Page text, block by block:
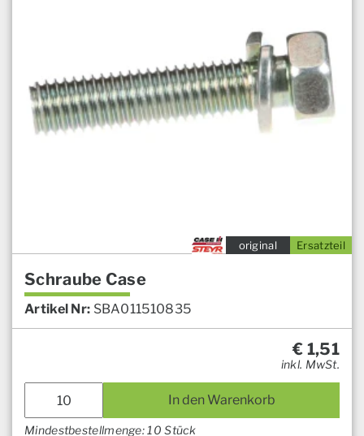
Ersatzteil
original
Schraube Case
Artikel Nr: SBA011510835
€ 1,51
inkl. MwSt.
In den Warenkorb
Mindestbestellmenge: 10 Stück